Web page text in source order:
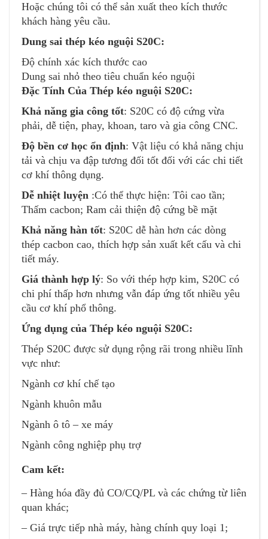
Hoặc chúng tôi có thể sản xuất theo kích thước
khách hàng yêu cầu.
Dung sai thép kéo nguội S20C:
Độ chính xác kích thước cao
Dung sai nhỏ theo tiêu chuẩn kéo nguội
Đặc Tính Của Thép kéo nguội S20C:
Khả năng gia công tốt: S20C có độ cứng vừa
phải, dễ tiện, phay, khoan, taro và gia công CNC.
Độ bền cơ học ổn định: Vật liệu có khả năng chịu
tải và chịu va đập tương đối tốt đối với các chi tiết
cơ khí thông dụng.
Dễ nhiệt luyện :Có thể thực hiện: Tôi cao tần;
Thấm cacbon; Ram cải thiện độ cứng bề mặt
Khả năng hàn tốt: S20C dễ hàn hơn các dòng
thép cacbon cao, thích hợp sản xuất kết cấu và chi
tiết máy.
Giá thành hợp lý: So với thép hợp kim, S20C có
chi phí thấp hơn nhưng vẫn đáp ứng tốt nhiều yêu
cầu cơ khí phổ thông.
Ứng dụng của Thép kéo nguội S20C:
Thép S20C được sử dụng rộng rãi trong nhiều lĩnh
vực như:
Ngành cơ khí chế tạo
Ngành khuôn mẫu
Ngành ô tô – xe máy
Ngành công nghiệp phụ trợ
Cam kết:
– Hàng hóa đầy đủ CO/CQ/PL và các chứng từ liên
quan khác;
– Giá trực tiếp nhà máy, hàng chính quy loại 1;